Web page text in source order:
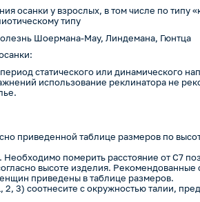
осанки у взрослых, в том числе по типу
типу
Шоермана-Мау, Линдемана, Гюнтца
статического или динамического
использование реклинатора не
приведенной таблице размеров по
померить расстояние от C7
высоте изделия.
приведены в таблице размеров.
3) соотнесите с окружностью талии,